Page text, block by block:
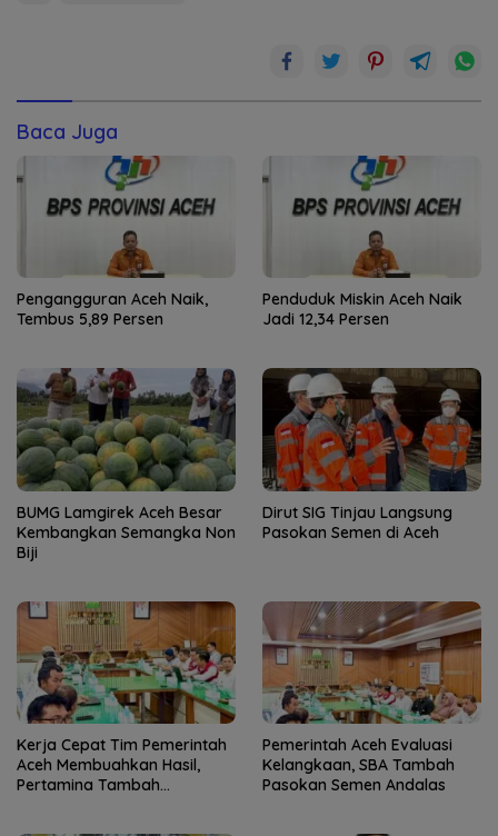
Baca Juga
Pengangguran Aceh Naik,
Tembus 5,89 Persen
Penduduk Miskin Aceh Naik
Jadi 12,34 Persen
BUMG Lamgirek Aceh Besar
Kembangkan Semangka Non
Biji
Dirut SIG Tinjau Langsung
Pasokan Semen di Aceh
Kerja Cepat Tim Pemerintah
Aceh Membuahkan Hasil,
Pertamina Tambah
Pemerintah Aceh Evaluasi
Kelangkaan, SBA Tambah
Pasokan Semen Andalas